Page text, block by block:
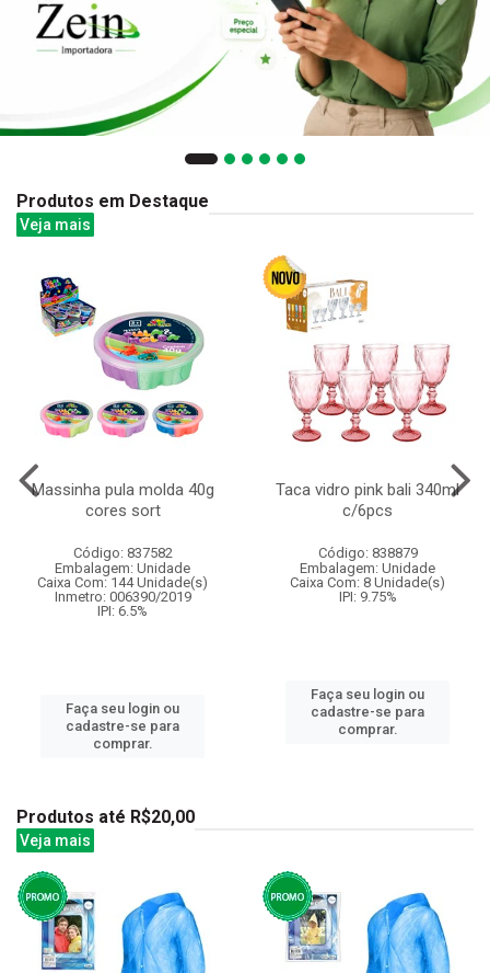
Produtos em Destaque
Veja mais
Massinha pula molda 40g
cores sort
Código: 837582
Embalagem: Unidade
Caixa Com: 144 Unidade(s)
Inmetro: 006390/2019
IPI: 6.5%
Faça seu login ou
cadastre-se para
comprar.
Taca vidro pink bali 340ml
c/6pcs
Código: 838879
Embalagem: Unidade
Caixa Com: 8 Unidade(s)
IPI: 9.75%
Faça seu login ou
cadastre-se para
comprar.
Produtos até R$20,00
Veja mais